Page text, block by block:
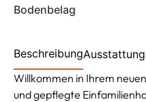
Bodenbelag
BeschreibungAusstattung
Willkommen in Ihrem
und gepflegte